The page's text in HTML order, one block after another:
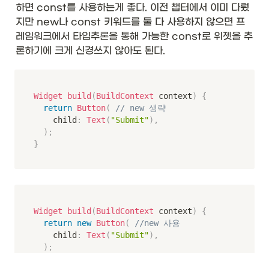
하면 const를 사용하는게 좋다. 이전 챕터에서 이미 다뤘
지만 new나 const 키워드를 둘 다 사용하지 않으면 프
레임워크에서 타입추론을 통해 가능한 const로 위젯을 추
론하기에 크게 신경쓰지 않아도 된다.
Widget build (BuildContext context)
{
return Button(
// new 생략
		child
: Text ( "Submit") ,
) ;
}
Widget build (BuildContext context)
{
return new Button(
//new 사용
		child
: Text ( "Submit") ,
) ;